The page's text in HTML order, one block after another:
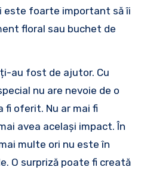
este foarte important să îi
floral sau buchet de
au fost de ajutor. Cu
nu are nevoie de o
fi oferit. Nu ar mai fi
avea același impact. În
multe ori nu este în
O surpriză poate fi creată